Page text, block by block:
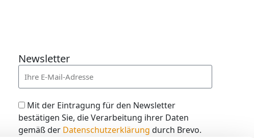
Newsletter
Mit der Eintragung für den Newsletter
bestätigen Sie, die Verarbeitung ihrer Daten
gemäß der Datenschutzerklärung durch Brevo.